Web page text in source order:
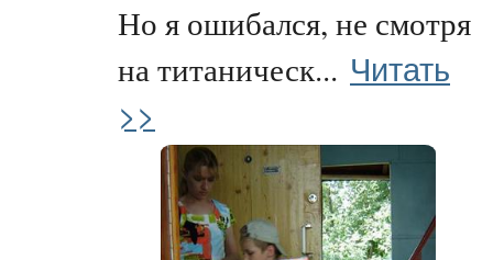
Но я ошибался, не смотря
на титаническ... Читать
>>